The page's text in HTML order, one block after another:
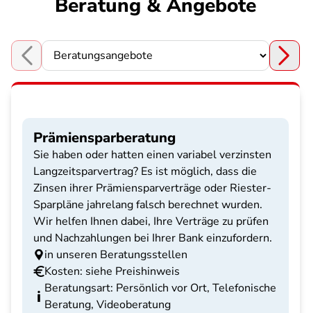
Beratung & Angebote
Choose a section
Prämiensparberatung
Sie haben oder hatten einen variabel verzinsten
Langzeitsparvertrag? Es ist möglich, dass die
Zinsen ihrer Prämiensparverträge oder Riester-
Sparpläne jahrelang falsch berechnet wurden.
Wir helfen Ihnen dabei, Ihre Verträge zu prüfen
und Nachzahlungen bei Ihrer Bank einzufordern.
in unseren Beratungsstellen
Kosten: siehe Preishinweis
Beratungsart: Persönlich vor Ort, Telefonische
Beratung, Videoberatung